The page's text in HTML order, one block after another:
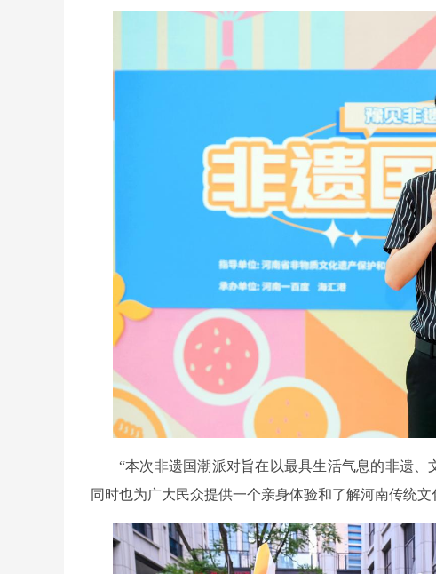
“本次非遗国潮派对旨在以最具生活气息的非遗、
同时也为广大民众提供一个亲身体验和了解河南传统